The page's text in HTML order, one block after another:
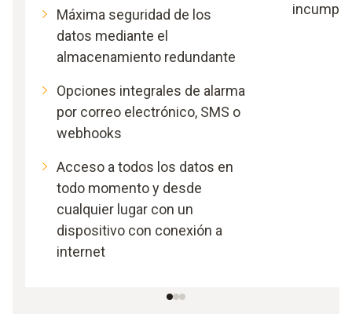
Máxima seguridad de los
datos mediante el
almacenamiento redundante
Opciones integrales de alarma
por correo electrónico, SMS o
webhooks
Acceso a todos los datos en
todo momento y desde
cualquier lugar con un
dispositivo con conexión a
internet